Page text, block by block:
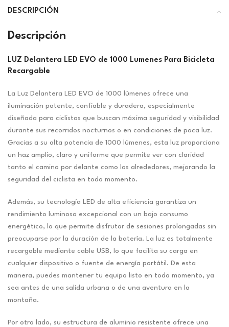
DESCRIPCIÓN
Descripción
LUZ Delantera LED EVO de 1000 Lumenes Para Bicicleta
Recargable
La Luz Delantera LED EVO de 1000 lúmenes ofrece una
iluminación potente, confiable y duradera, especialmente
diseñada para ciclistas que buscan máxima seguridad y visibilidad
durante sus recorridos nocturnos o en condiciones de poca luz.
Gracias a su alta potencia de 1000 lúmenes, esta luz proporciona
un haz amplio, claro y uniforme que permite ver con claridad
tanto el camino por delante como los alrededores, mejorando la
seguridad del ciclista en todo momento.
Además, su tecnología LED de alta eficiencia garantiza un
rendimiento luminoso excepcional con un bajo consumo
energético, lo que permite disfrutar de sesiones prolongadas sin
preocuparse por la duración de la batería. La luz es totalmente
recargable mediante cable USB, lo que facilita su carga en
cualquier dispositivo o fuente de energía portátil. De esta
manera, puedes mantener tu equipo listo en todo momento, ya
sea antes de una salida urbana o de una aventura en la
montaña.
Por otro lado, su estructura de aluminio resistente ofrece una